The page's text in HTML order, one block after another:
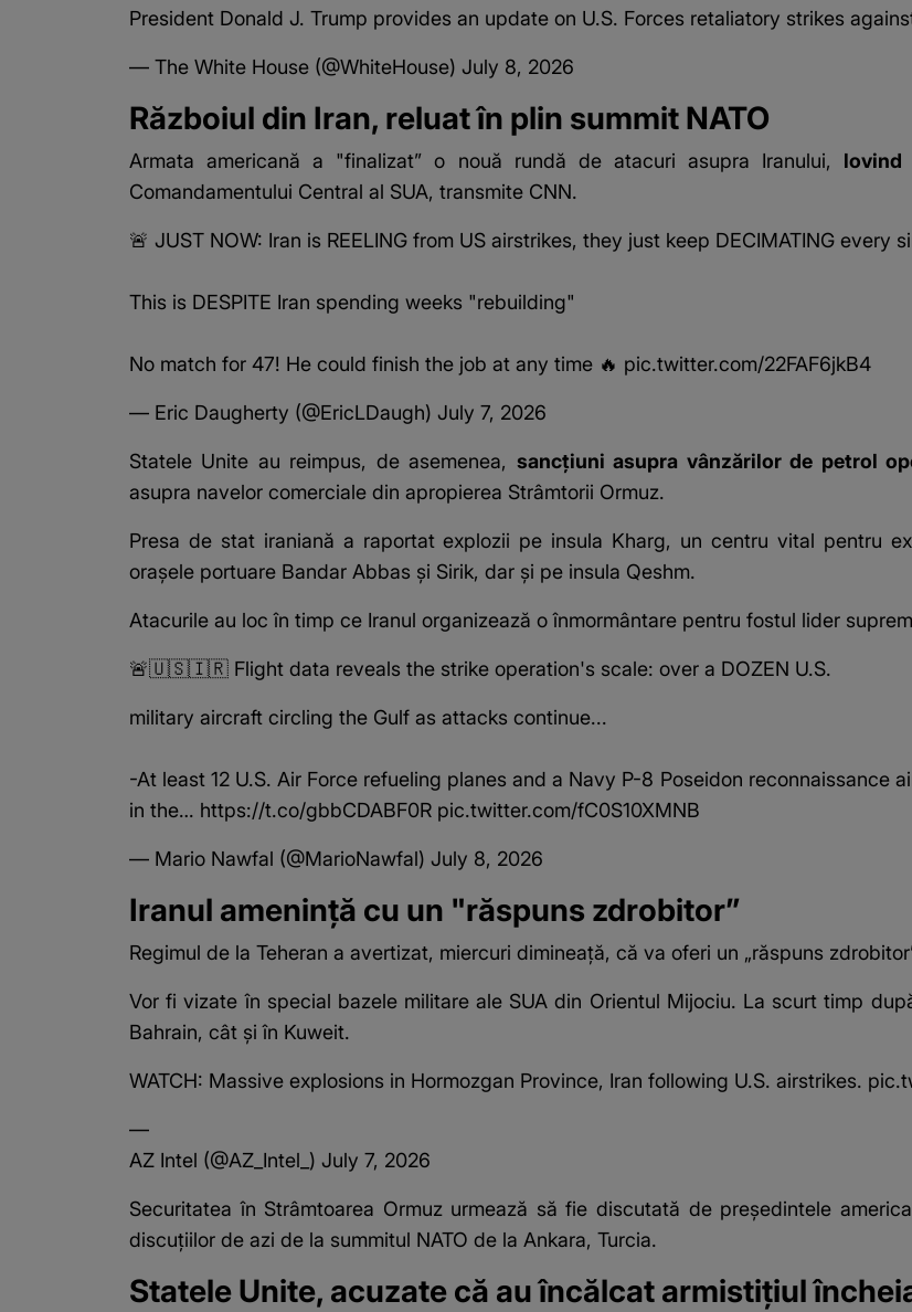
President Donald J. Trump provides an update on U.S. Forces retaliatory strikes
— The White House (@WhiteHouse) July 8, 2026
Războiul din Iran, reluat în plin summit NATO
Armata americană a "finalizat” o nouă rundă de atacuri asupra Iranului,
Comandamentului Central al SUA, transmite CNN.
🚨 JUST NOW: Iran is REELING from US airstrikes, they just keep DECIMATING every
This is DESPITE Iran spending weeks "rebuilding"
No match for 47! He could finish the job at any time 🔥 pic.twitter.com/22FAF6jkB4
— Eric Daugherty (@EricLDaugh) July 7, 2026
Statele Unite au reimpus, de asemenea, sancțiuni asupra vânzărilor de petrol
asupra navelor comerciale din apropierea Strâmtorii Ormuz.
Presa de stat iraniană a raportat explozii pe insula Kharg, un centru vital pentru
orașele portuare Bandar Abbas și Sirik, dar și pe insula Qeshm.
Atacurile au loc în timp ce Iranul organizează o înmormântare pentru fostul lider
🚨🇺🇸🇮🇷 Flight data reveals the strike operation's scale: over a DOZEN U.S.
military aircraft circling the Gulf as attacks continue...
-At least 12 U.S. Air Force refueling planes and a Navy P-8 Poseidon reconnaissance
in the… https://t.co/gbbCDABF0R pic.twitter.com/fC0S10XMNB
— Mario Nawfal (@MarioNawfal) July 8, 2026
Iranul amenință cu un "răspuns zdrobitor”
Regimul de la Teheran a avertizat, miercuri dimineață, că va oferi un „răspuns
Vor fi vizate în special bazele militare ale SUA din Orientul Mijociu. La scurt timp
Bahrain, cât și în Kuweit.
WATCH: Massive explosions in Hormozgan Province, Iran following U.S. airstrikes.
—
AZ Intel (@AZ_Intel_) July 7, 2026
Securitatea în Strâmtoarea Ormuz urmează să fie discutată de președintele
discuțiilor de azi de la summitul NATO de la Ankara, Turcia.
Statele Unite, acuzate că au încălcat armistițiul